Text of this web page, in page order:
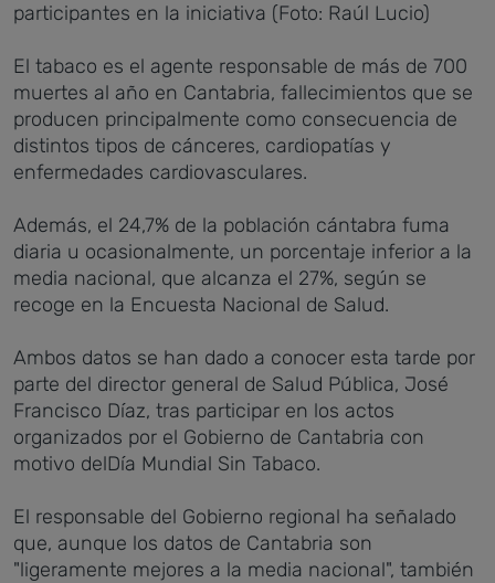
participantes en la iniciativa (Foto: Raúl Lucio)
El tabaco es el agente responsable de más de 700
muertes al año en Cantabria, fallecimientos que se
producen principalmente como consecuencia de
distintos tipos de cánceres, cardiopatías y
enfermedades cardiovasculares.
Además, el 24,7% de la población cántabra fuma
diaria u ocasionalmente, un porcentaje inferior a la
media nacional, que alcanza el 27%, según se
recoge en la Encuesta Nacional de Salud.
Ambos datos se han dado a conocer esta tarde por
parte del director general de Salud Pública, José
Francisco Díaz, tras participar en los actos
organizados por el Gobierno de Cantabria con
motivo delDía Mundial Sin Tabaco.
El responsable del Gobierno regional ha señalado
que, aunque los datos de Cantabria son
"ligeramente mejores a la media nacional", también